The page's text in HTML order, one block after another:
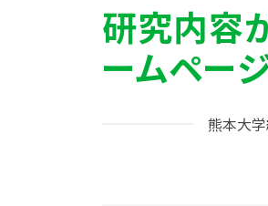
研究内容
ームペー
熊本大